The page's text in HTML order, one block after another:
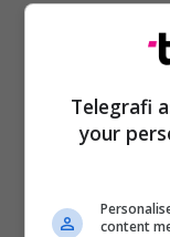
Telegrafi
your
content